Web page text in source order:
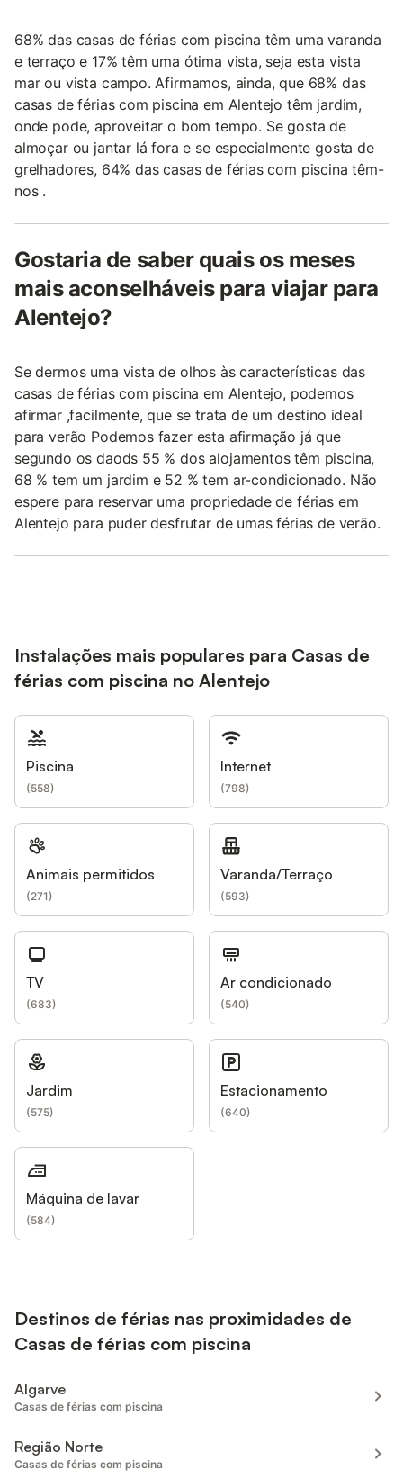
68% das casas de férias com piscina têm uma varanda
e terraço e 17% têm uma ótima vista, seja esta vista
mar ou vista campo. Afirmamos, ainda, que 68% das
casas de férias com piscina em Alentejo têm jardim,
onde pode, aproveitar o bom tempo. Se gosta de
almoçar ou jantar lá fora e se especialmente gosta de
grelhadores, 64% das casas de férias com piscina têm-
nos .
Gostaria de saber quais os meses
mais aconselháveis para viajar para
Alentejo?
Se dermos uma vista de olhos às características das
casas de férias com piscina em Alentejo, podemos
afirmar ,facilmente, que se trata de um destino ideal
para verão Podemos fazer esta afirmação já que
segundo os daods 55 % dos alojamentos têm piscina,
68 % tem um jardim e 52 % tem ar-condicionado. Não
espere para reservar uma propriedade de férias em
Alentejo para puder desfrutar de umas férias de verão.
Instalações mais populares para Casas de
férias com piscina no Alentejo
Piscina
(558)
Internet
(798)
Animais permitidos
(271)
Varanda/Terraço
(593)
TV
(683)
Ar condicionado
(540)
Jardim
(575)
Estacionamento
(640)
Máquina de lavar
(584)
Destinos de férias nas proximidades de
Casas de férias com piscina
Algarve
Casas de férias com piscina
Região Norte
Casas de férias com piscina